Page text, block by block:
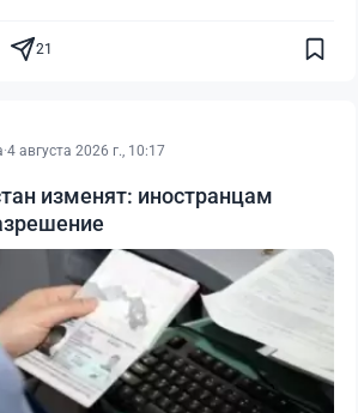
21
·4 августа 2026 г., 10:17
изменят: иностранцам